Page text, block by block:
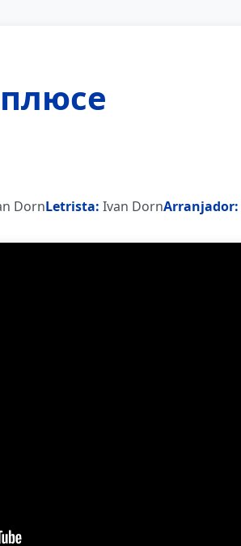
DornLetrista: Ivan DornArranjador: